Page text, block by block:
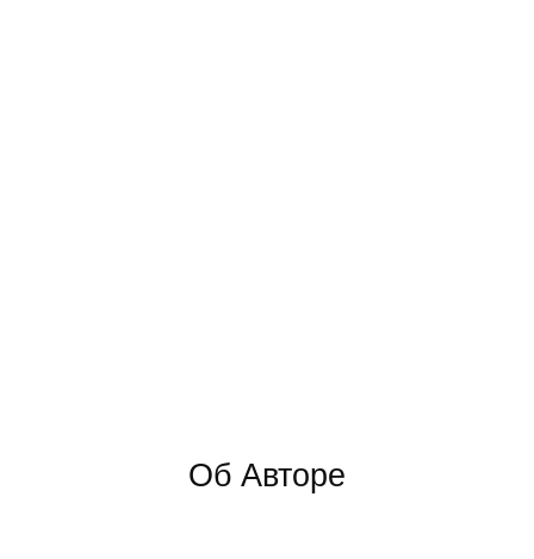
Об Авторе